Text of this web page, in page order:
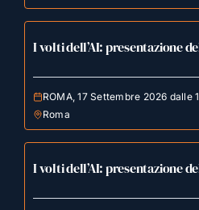
I volti dell’AI: presentazione
ROMA, 17 Settembre 2026 dalle
Roma
I volti dell’AI: presentazione